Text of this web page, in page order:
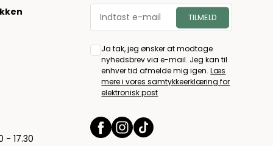
- 17.30
Ja tak, jeg ønsker at modtage
nyhedsbrev via e-mail. Jeg kan til
enhver tid afmelde mig igen.Læs
mere i vores samtykkeerklæring for
elektronisk post